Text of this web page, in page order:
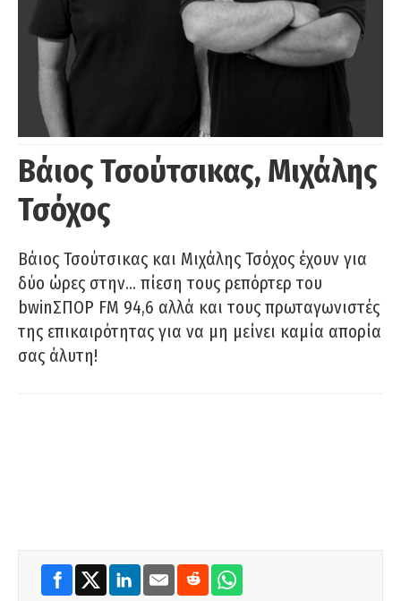
Βάιος Τσούτσικας, Μιχάλης
Τσόχος
Βάιος Τσούτσικας και Μιχάλης Τσόχος έχουν για
δύο ώρες στην… πίεση τους ρεπόρτερ του
bwinΣΠΟΡ FM 94,6 αλλά και τους πρωταγωνιστές
της επικαιρότητας για να μη μείνει καμία απορία
σας άλυτη!